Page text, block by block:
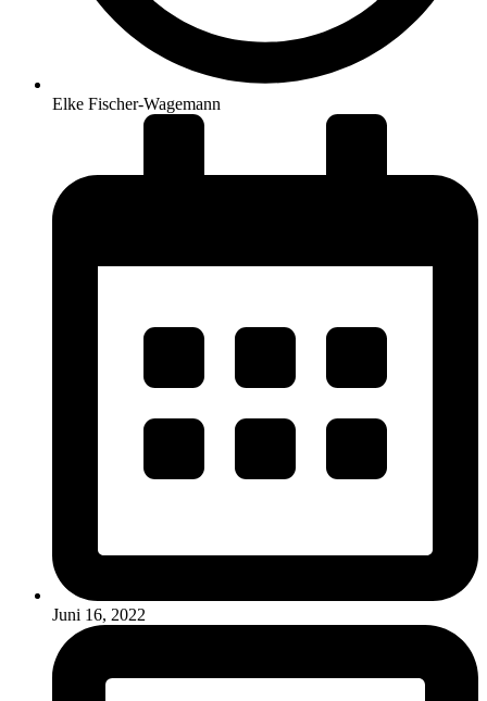
Elke Fischer-Wagemann
Juni 16, 2022